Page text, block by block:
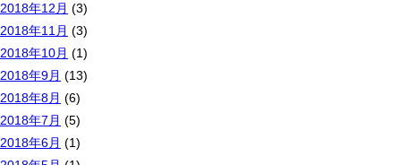
2018年12月 (3)
2018年11月 (3)
2018年10月 (1)
2018年9月 (13)
2018年8月 (6)
2018年7月 (5)
2018年6月 (1)